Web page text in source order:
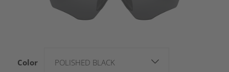
Color POLISHED BLACK